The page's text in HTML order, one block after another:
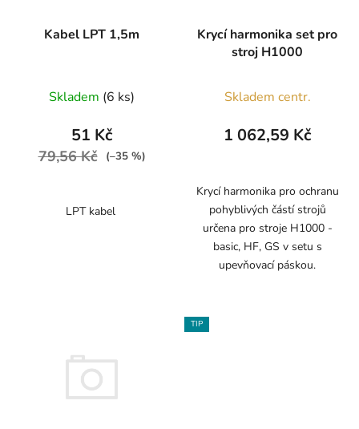
Kabel LPT 1,5m
Skladem (6 ks)
51 Kč
79,56 Kč (–35 %)
LPT kabel
Krycí harmonika set pro
stroj H1000
Skladem centr.
1 062,59 Kč
Krycí harmonika pro ochranu
pohyblivých částí strojů
určena pro stroje H1000 -
basic, HF, GS v setu s
upevňovací páskou.
TIP